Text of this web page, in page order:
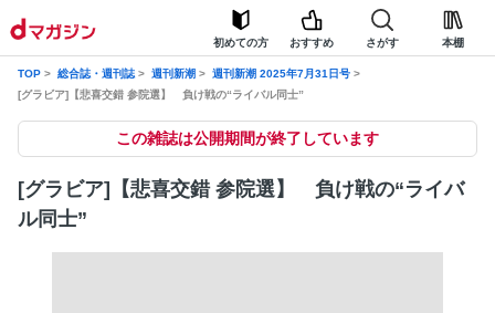
初めての方 おすすめ さがす 本棚
TOP 総合誌・週刊誌 週刊新潮
週刊新潮 2025年7月31日号
[グラビア]【悲喜交錯 参院選】 負け戦の“ライバル同士”
この雑誌は公開期間が終了しています
[グラビア]【悲喜交錯 参院選】 負け戦の“ライバ
ル同士”